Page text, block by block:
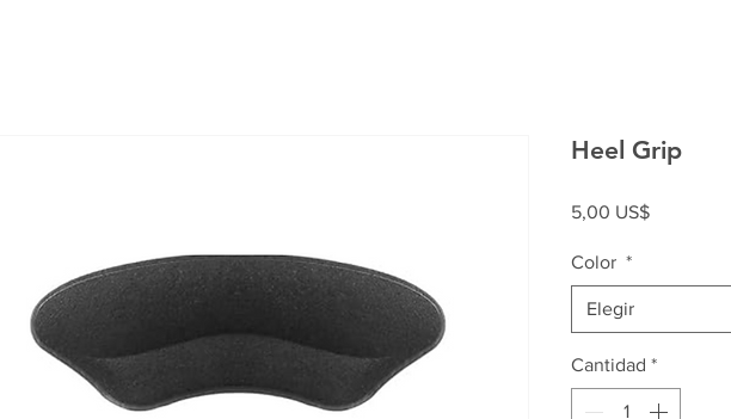
Heel Grip
5,00 US$Precio
Color *
Elegir
Cantidad *